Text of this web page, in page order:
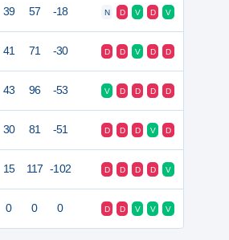
39 57 -18 N D V D V
41 71 -30 D D V D D
43 96 -53 V D D D D
30 81 -51 D D D V D
15 117 -102 D D D D V
0 0 0 D D V V V